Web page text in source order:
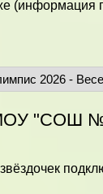
(информация
"СОШ